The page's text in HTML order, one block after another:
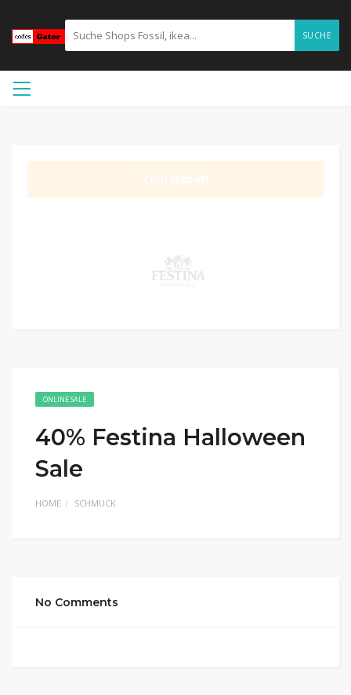
SUCHE
ONLINE SALE
40% Festina Halloween
Sale
HOME SCHMUCK
No Comments